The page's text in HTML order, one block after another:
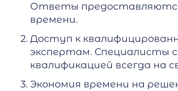
Ответы
времени.
Доступ к
экспертам. Специалисты с
квалификацией всегда на
Экономия времени на